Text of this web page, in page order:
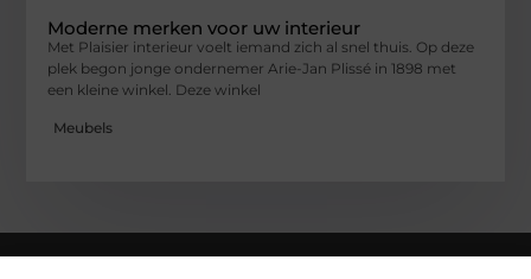
Moderne merken voor uw interieur
Met Plaisier interieur voelt iemand zich al snel thuis. Op deze
plek begon jonge ondernemer Arie-Jan Plissé in 1898 met
een kleine winkel. Deze winkel
Meubels